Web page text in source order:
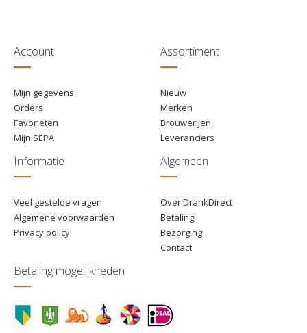
€ 22,95 Toevoegen
Account
Mijn gegevens
Orders
Favorieten
Mijn SEPA
Assortiment
Nieuw
Merken
Brouwerijen
Leveranciers
Informatie
Veel gestelde vragen
Algemene voorwaarden
Privacy policy
Algemeen
Over DrankDirect
Betaling
Bezorging
Contact
Betaling mogelijkheden